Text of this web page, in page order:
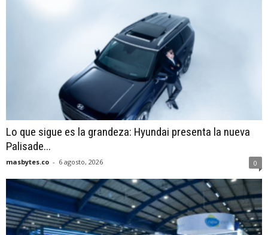
Lo que sigue es la grandeza: Hyundai presenta la nueva
Palisade...
masbytes.co - 6 agosto, 2026 0